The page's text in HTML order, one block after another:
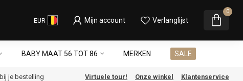
EUR Mijn account Verlanglijst
0
BABY MAAT 56 TOT 86 MERKEN SALE
bij je bestelling Virtuele tour! Onze winkel Klantenservice